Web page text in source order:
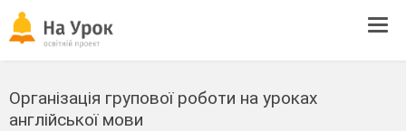
Організація групової роботи на уроках
англійської мови